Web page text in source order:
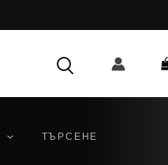
ТЪРСЕНЕ